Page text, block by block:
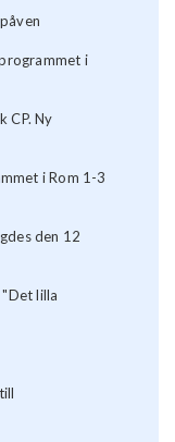
i
CP. Ny
i Rom 1-3
den 12
lilla